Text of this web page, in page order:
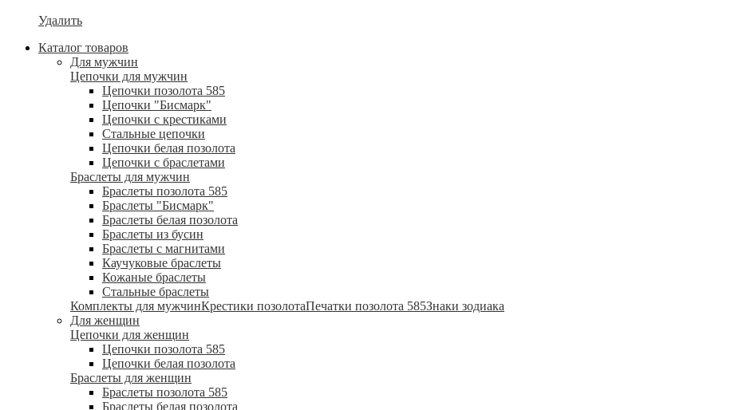
Удалить
Каталог товаров
Для мужчин
Цепочки для мужчин
Цепочки позолота 585
Цепочки "Бисмарк"
Цепочки с крестиками
Стальные цепочки
Цепочки белая позолота
Цепочки с браслетами
Браслеты для мужчин
Браслеты позолота 585
Браслеты "Бисмарк"
Браслеты белая позолота
Браслеты из бусин
Браслеты с магнитами
Каучуковые браслеты
Кожаные браслеты
Стальные браслеты
Комплекты для мужчинКрестики позолотаПечатки позолота 585Знаки зодиака
Для женщин
Цепочки для женщин
Цепочки позолота 585
Цепочки белая позолота
Браслеты для женщин
Браслеты позолота 585
Браслеты белая позолота